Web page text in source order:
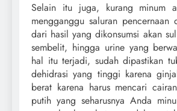
Selain itu juga, kurang minum
mengganggu saluran pencernaan
dari hasil yang dikonsumsi akan
sembelit, hingga urine yang
hal itu terjadi, sudah dipastikan
dehidrasi yang tinggi karena
berat karena harus mencari
putih yang seharusnya Anda